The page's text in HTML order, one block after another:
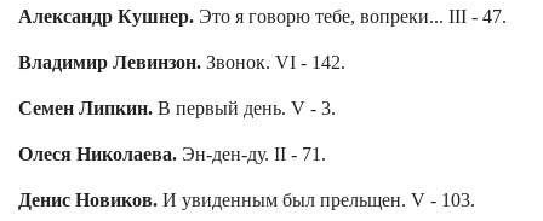
Александр Кушнер. Это я говорю тебе, вопреки... III - 47.
Владимир Левинзон. Звонок. VI - 142.
Семен Липкин. В первый день. V - 3.
Олеся Николаева. Эн-ден-ду. II - 71.
Денис Новиков. И увиденным был прельщен. V - 103.